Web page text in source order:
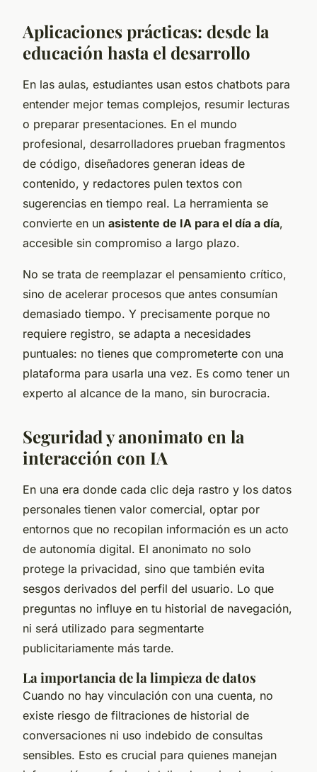
Aplicaciones prácticas: desde la
educación hasta el desarrollo
En las aulas, estudiantes usan estos chatbots para
entender mejor temas complejos, resumir lecturas
o preparar presentaciones. En el mundo
profesional, desarrolladores prueban fragmentos
de código, diseñadores generan ideas de
contenido, y redactores pulen textos con
sugerencias en tiempo real. La herramienta se
convierte en un asistente de IA para el día a día,
accesible sin compromiso a largo plazo.
No se trata de reemplazar el pensamiento crítico,
sino de acelerar procesos que antes consumían
demasiado tiempo. Y precisamente porque no
requiere registro, se adapta a necesidades
puntuales: no tienes que comprometerte con una
plataforma para usarla una vez. Es como tener un
experto al alcance de la mano, sin burocracia.
Seguridad y anonimato en la
interacción con IA
En una era donde cada clic deja rastro y los datos
personales tienen valor comercial, optar por
entornos que no recopilan información es un acto
de autonomía digital. El anonimato no solo
protege la privacidad, sino que también evita
sesgos derivados del perfil del usuario. Lo que
preguntas no influye en tu historial de navegación,
ni será utilizado para segmentarte
publicitariamente más tarde.
La importancia de la limpieza de datos
Cuando no hay vinculación con una cuenta, no
existe riesgo de filtraciones de historial de
conversaciones ni uso indebido de consultas
sensibles. Esto es crucial para quienes manejan